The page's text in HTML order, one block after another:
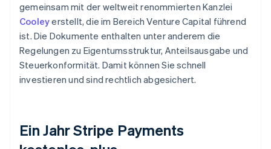
gemeinsam mit der weltweit renommierten Kanzlei
Cooleyerstellt, die im Bereich Venture Capital führend
ist. Die Dokumente enthalten unter anderem die
Regelungen zu Eigentumsstruktur, Anteilsausgabe und
Steuerkonformität. Damit können Sie schnell
investieren und sind rechtlich abgesichert.
Ein Jahr Stripe Payments